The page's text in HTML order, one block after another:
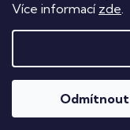
Více informací zde.
Odmítnout
Copyright 2026